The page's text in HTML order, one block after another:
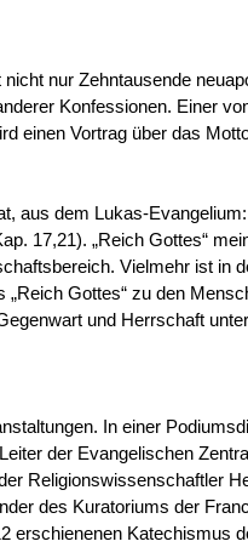
nur Zehntausende
Konfessionen. Einer
einen Vortrag über das
aus dem Lukas-
17,21). „Reich Gottes“
Vielmehr ist in
Gottes“ zu den
und Herrschaft
In einer
der Evangelischen
Religionswissenschaftler
des Kuratoriums der
erschienenen Katechismus